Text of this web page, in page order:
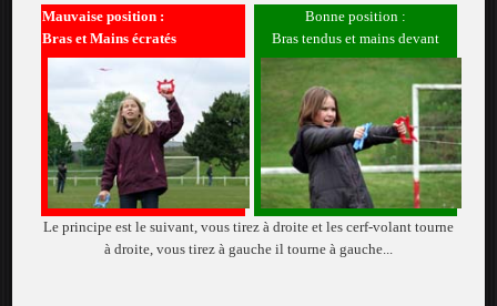
Mauvaise position :
Bras et Mains écratés
Bonne position :
Bras tendus et mains devant
Le principe est le suivant, vous tirez à droite et les cerf-volant tourne
à droite, vous tirez à gauche il tourne à gauche...